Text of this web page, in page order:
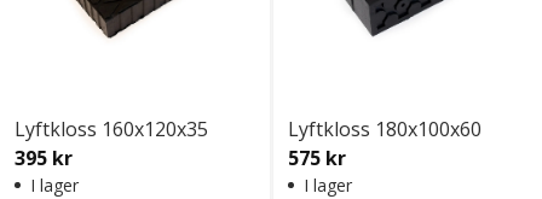
Lyftkloss 160x120x35
395 kr
I lager
Lyftkloss 180x100x60
575 kr
I lager